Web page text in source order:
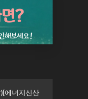
에너지신산